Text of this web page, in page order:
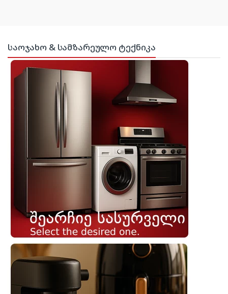
საოჯახო & სამზარეულო ტექნიკა